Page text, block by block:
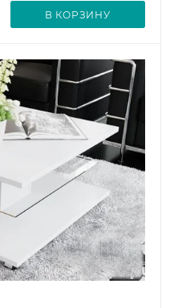
В КОРЗИНУ